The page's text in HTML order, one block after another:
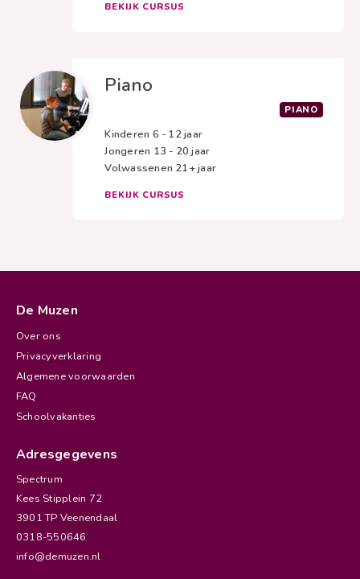
BEKIJK CURSUS
Piano
PIANO
Kinderen 6 - 12 jaar
Jongeren 13 - 20 jaar
Volwassenen 21+ jaar
BEKIJK CURSUS
De Muzen
Over ons
Privacyverklaring
Algemene voorwaarden
FAQ
Schoolvakanties
Adresgegevens
Spectrum
Kees Stipplein 72
3901 TP Veenendaal
0318-550646
info@demuzen.nl